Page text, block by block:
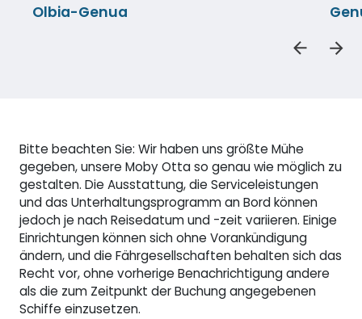
Olbia-Genua
Bitte beachten Sie: Wir haben uns größte Mühe
gegeben, unsere Moby Otta so genau wie möglich zu
gestalten. Die Ausstattung, die Serviceleistungen
und das Unterhaltungsprogramm an Bord können
jedoch je nach Reisedatum und -zeit variieren. Einige
Einrichtungen können sich ohne Vorankündigung
ändern, und die Fährgesellschaften behalten sich das
Recht vor, ohne vorherige Benachrichtigung andere
als die zum Zeitpunkt der Buchung angegebenen
Schiffe einzusetzen.